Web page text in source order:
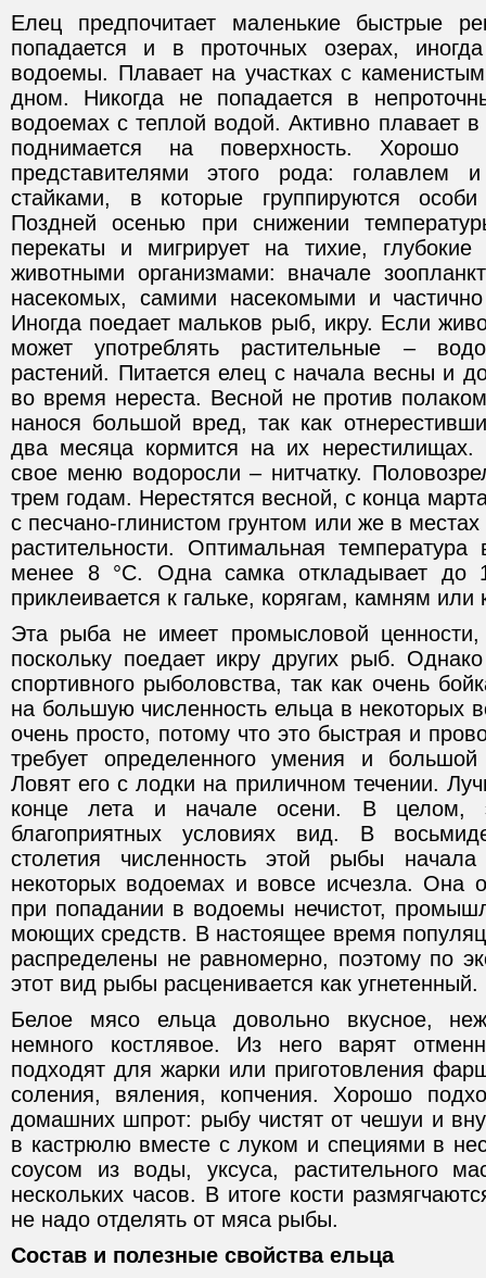
Елец предпочитает маленькие быстрые
попадается и в проточных озерах,
водоемы. Плавает на участках с
дном. Никогда не попадается в
водоемах с теплой водой. Активно плавает
поднимается на поверхность. Хорошо
представителями этого рода: голавлем
стайками, в которые группируются особи
Поздней осенью при снижении
перекаты и мигрирует на тихие, глубокие
животными организмами: вначале
насекомых, самими насекомыми и
Иногда поедает мальков рыб, икру. Если
может употреблять растительные –
растений. Питается елец с начала весны и
во время нереста. Весной не против
нанося большой вред, так как
два месяца кормится на их
свое меню водоросли – нитчатку.
трем годам. Нерестятся весной, с конца
с песчано-глинистом грунтом или же в
растительности. Оптимальная
менее 8 °С. Одна самка откладывает до
приклеивается к гальке, корягам, камням
Эта рыба не имеет промысловой ценности,
поскольку поедает икру других рыб.
спортивного рыболовства, так как очень
на большую численность ельца в некоторых
очень просто, потому что это быстрая и
требует определенного умения и
Ловят его с лодки на приличном течении.
конце лета и начале осени. В целом,
благоприятных условиях вид. В
столетия численность этой рыбы
некоторых водоемах и вовсе исчезла. Она
при попадании в водоемы нечистот,
моющих средств. В настоящее время
распределены не равномерно, поэтому по
этот вид рыбы расценивается как угнетенный.
Белое мясо ельца довольно вкусное,
немного костлявое. Из него варят
подходят для жарки или приготовления
соления, вяления, копчения. Хорошо
домашних шпрот: рыбу чистят от чешуи и
в кастрюлю вместе с луком и специями в
соусом из воды, уксуса, растительного
нескольких часов. В итоге кости
не надо отделять от мяса рыбы.
Состав и полезные свойства ельца